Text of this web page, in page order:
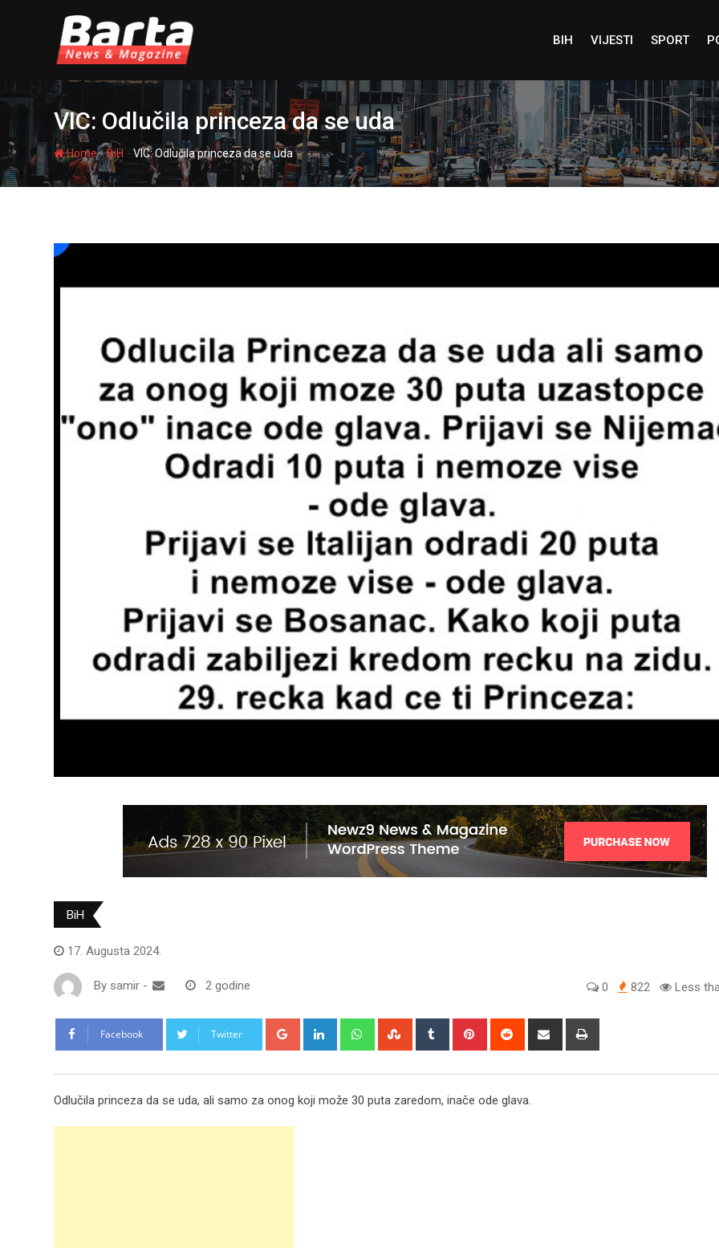
BIH VIJESTI SPORT
VIC: Odlučila princeza da se uda
Home-BiH -VIC: Odlučila princeza da se uda
BiH
17. Augusta 2024.
By samir - 2 godine 0 822 Less
Facebook Twitter Google+ LinkedIn WhatsappStumbleUpon
Tumblr Pinterest Reddit
Share
Odlučila princeza da se uda, ali samo za onog koji može 30 puta zaredom, inače ode glava.